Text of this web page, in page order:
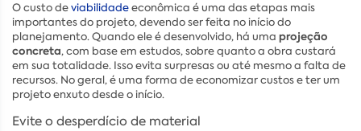
O custo deviabilidadeeconômica é uma das etapas mais
importantes do projeto, devendo ser feita no início do
planejamento. Quando ele é desenvolvido, há uma projeção
concreta, com base em estudos, sobre quanto a obra custará
em sua totalidade. Isso evita surpresas ou até mesmo a falta de
recursos. No geral, é uma forma de economizar custos e ter um
projeto enxuto desde o início.
Evite o desperdício de material